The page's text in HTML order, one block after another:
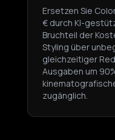
Ersetzen Sie
€ durch KI-
Bruchteil der
Styling über
gleichzeitiger
Ausgaben um
zugänglich.